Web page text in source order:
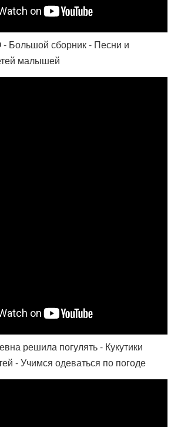
- Большой сборник - Песни и
малышей
решила погулять - Кукутики
- Учимся одеваться по погоде